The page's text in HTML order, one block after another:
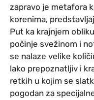
zapravo je metafora
korenima,
Put ka krajnjem
počinje svežinom i
se nalaze velike
lako prepoznatljiv i
retkih u kojim se
pogodan za